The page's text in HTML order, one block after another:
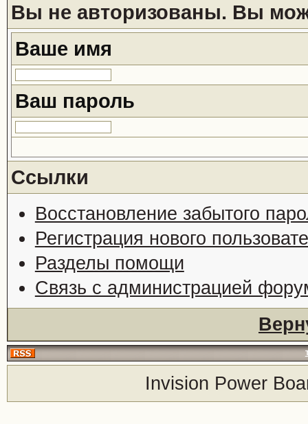
Вы не авторизованы. Вы
Ваше имя
Ваш пароль
Ссылки
Восстановление забытого
Регистрация нового
Разделы помощи
Связь с администрацией
Invision Power